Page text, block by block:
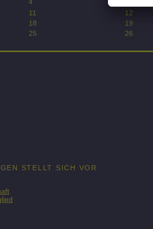
11 12
18 19
25 26
STELLT SICH VOR